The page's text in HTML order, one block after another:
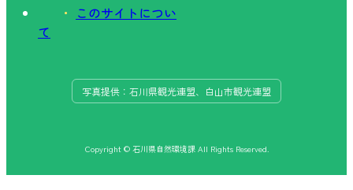
このサイトについ
て
写真提供：石川県観光連盟、白山市観光連盟
Copyright © 石川県自然環境課 All Rights Reserved.